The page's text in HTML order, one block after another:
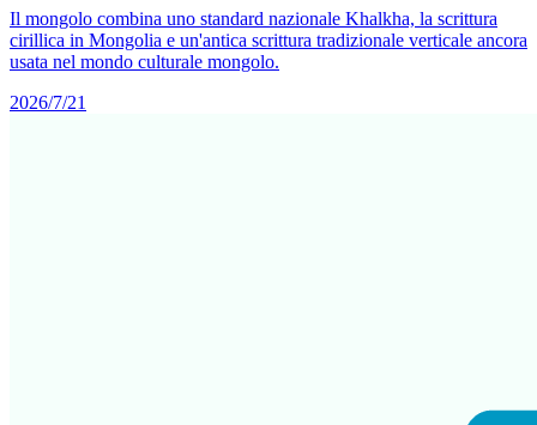
Il mongolo combina uno standard nazionale Khalkha, la scrittura
cirillica in Mongolia e un'antica scrittura tradizionale verticale ancora
usata nel mondo culturale mongolo.
2026/7/21